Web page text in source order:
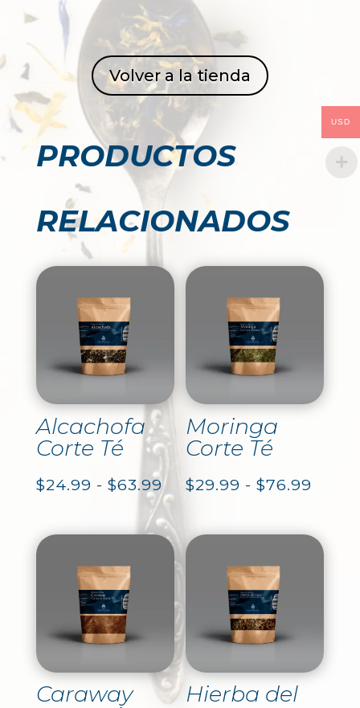
Volver a la tienda
PRODUCTOS
RELACIONADOS
Alcachofa
Corte Té
$24.99 - $63.99Rango
de
precios:
$24.99
hasta
$63.99
Moringa
Corte Té
$29.99 - $76.99
Caraway
Hierba del
USD